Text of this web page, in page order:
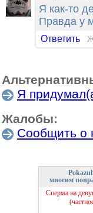
Я как-то
Правда у
Ответить
Я
Жалобы:
Сообщить о
многим
Сперма на